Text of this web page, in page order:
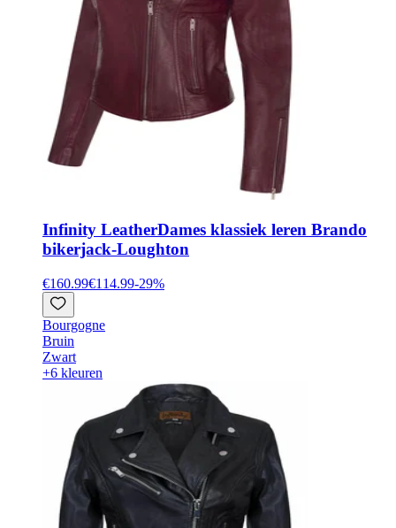
Infinity LeatherDames klassiek leren Brando
bikerjack-Loughton
€160.99€114.99-29%
Bourgogne
Bruin
Zwart
+6 kleuren